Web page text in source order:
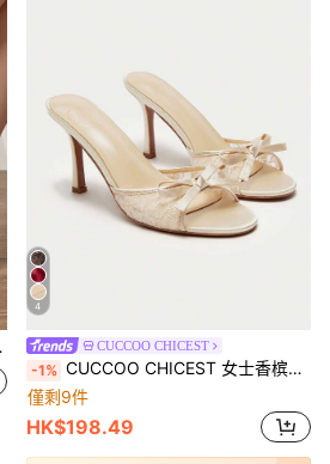
4
CUCCOO CHICEST
-1% CUCCOO CHICEST 女士香槟色蕾丝尖头高跟穆勒鞋
僅剩9件
HK$198.49